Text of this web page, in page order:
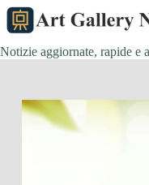
Salta
contenuto
Notizie aggiornate, rapide e